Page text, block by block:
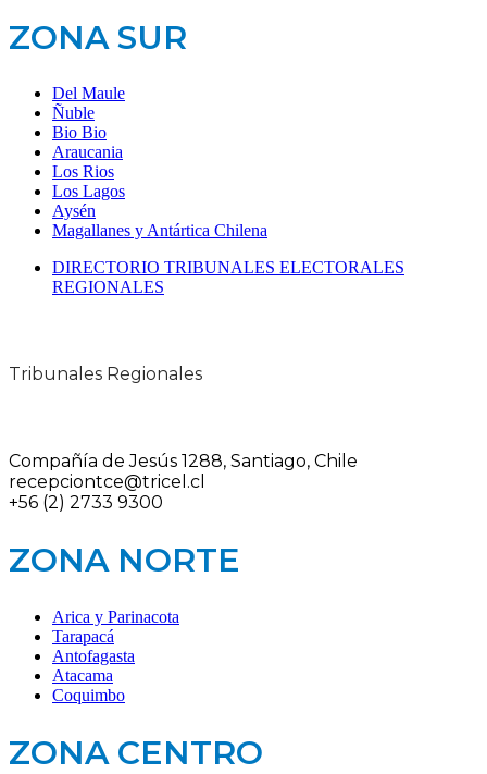
ZONA SUR
Del Maule
Ñuble
Bio Bio
Araucania
Los Rios
Los Lagos
Aysén
Magallanes y Antártica Chilena
DIRECTORIO TRIBUNALES ELECTORALES
REGIONALES
Tribunales Regionales
Compañía de Jesús 1288, Santiago, Chile
recepciontce@tricel.cl
+56 (2) 2733 9300
ZONA NORTE
Arica y Parinacota
Tarapacá
Antofagasta
Atacama
Coquimbo
ZONA CENTRO